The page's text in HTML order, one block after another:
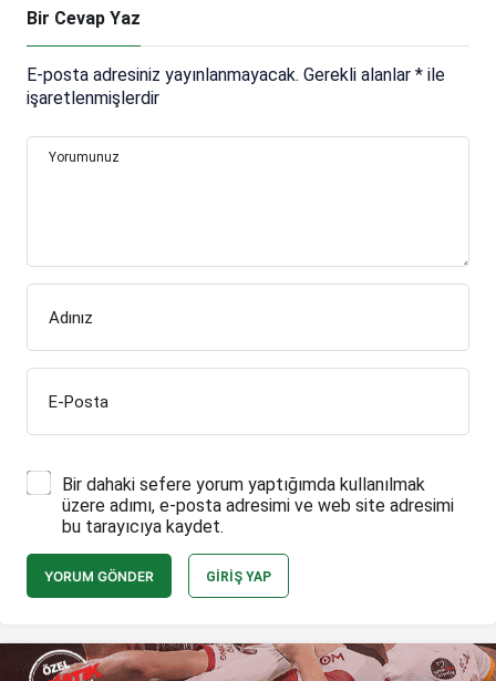
Bir Cevap Yaz
E-posta adresiniz yayınlanmayacak. Gerekli alanlar * ile
işaretlenmişlerdir
Yorumunuz
Adınız
E-Posta
Bir dahaki sefere yorum yaptığımda kullanılmak
üzere adımı, e-posta adresimi ve web site adresimi
bu tarayıcıya kaydet.
YORUM GÖNDER GIRIŞ YAP